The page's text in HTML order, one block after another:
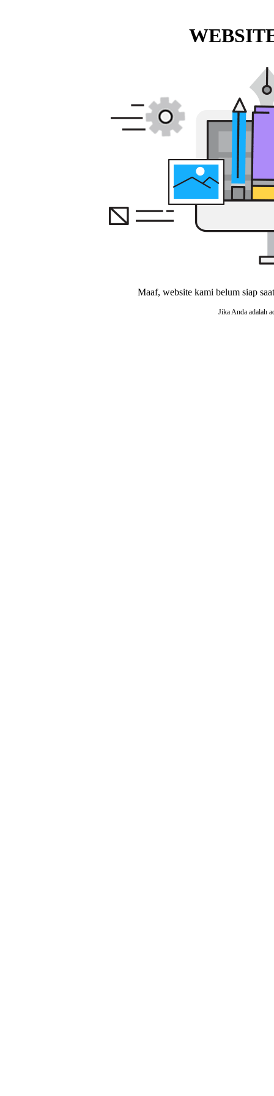
Maaf, website kami belum siap
Jika Anda adalah